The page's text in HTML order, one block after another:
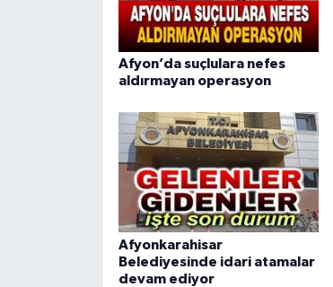
Afyon’da suçlulara nefes
aldırmayan operasyon
Afyonkarahisar
Belediyesinde idari atamalar
devam ediyor